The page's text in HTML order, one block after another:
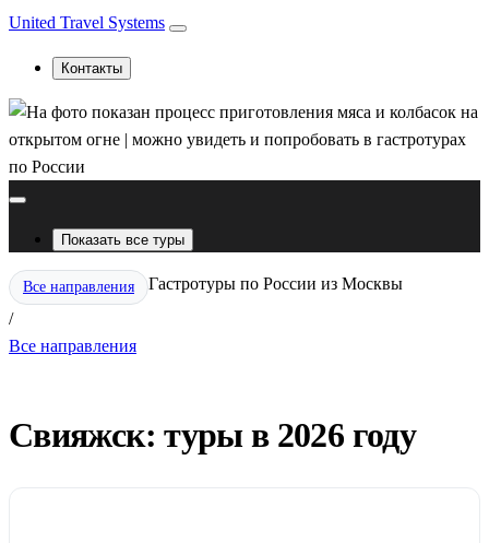
United Travel Systems
Контакты
Показать все туры
Все направления
/
Гастротуры по России из Москвы
Все направления
Свияжск: туры в 2026 году